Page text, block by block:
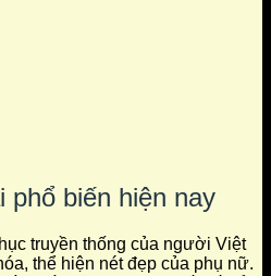
phổ biến hiện nay
truyền thống của người Việt
thể hiện nét đẹp của phụ nữ.